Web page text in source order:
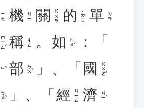
ㄧㄤ 機 ㄐㄧ 關 ㄍㄨㄢ 的 ˙ㄉㄜ 單 ㄉㄢ
ㄇㄧㄥˊ 稱 ㄔㄥ 。 如 ㄖㄨˊ
：「
ㄩˋ 部 ㄅㄨˋ 」、「 國 ㄍㄨㄛˊ
ㄅㄨˋ 」、「 經 ㄐㄧㄥ 濟 ㄐㄧˋ